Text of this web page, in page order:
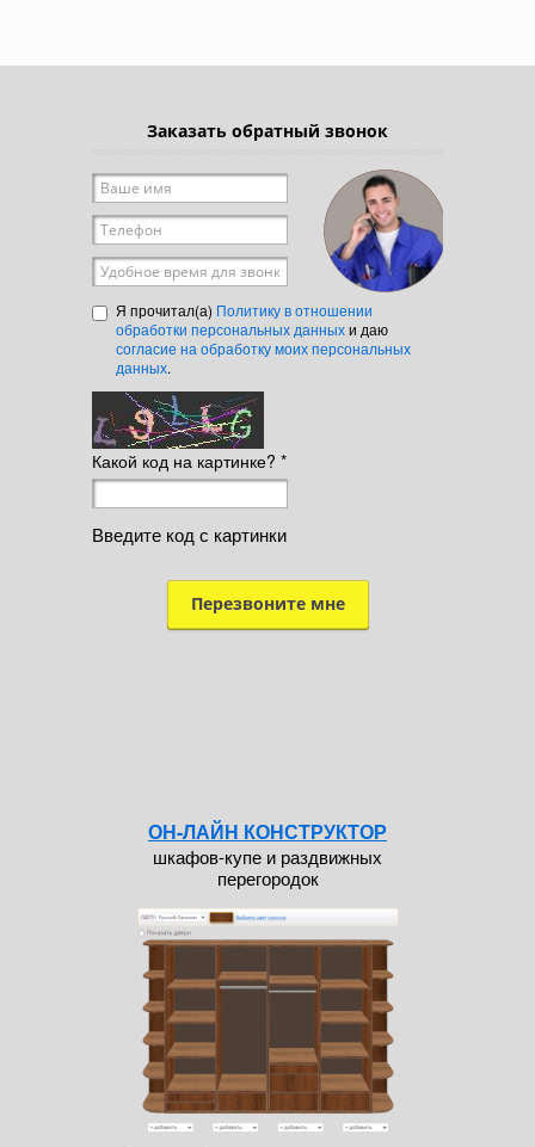
Заказать обратный звонок
Ваше имя
Телефон
Удобное время для звонка
Я прочитал(а) Политику в отношении
обработки персональных данныхи даю
согласие на обработку моих персональных
данных.
Какой код на картинке? *
Введите код с картинки
ОН-ЛАЙН КОНСТРУКТОР
шкафов-купе и раздвижных
перегородок